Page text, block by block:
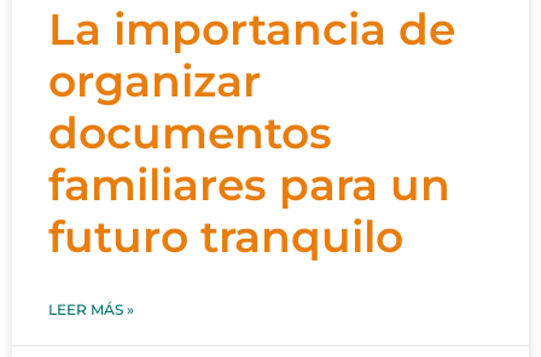
La importancia de
organizar
documentos
familiares para un
futuro tranquilo
LEER MÁS »